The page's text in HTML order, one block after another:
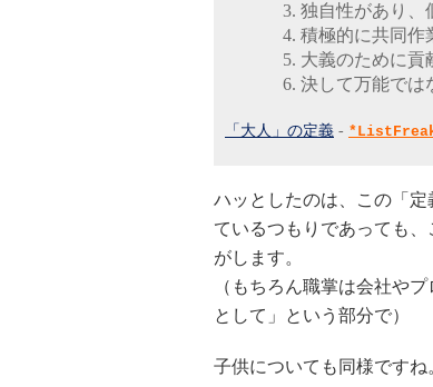
独自性があり、
積極的に共同作
大義のために貢
決して万能では
「大人」の定義 -
ハッとしたのは、この「
ているつもりであっても
がします。
（もちろん職掌は会社や
として」という部分で）
子供についても同様ですね